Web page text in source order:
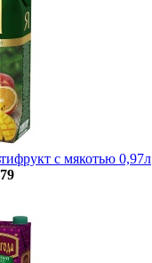
с мякотью 0,97л